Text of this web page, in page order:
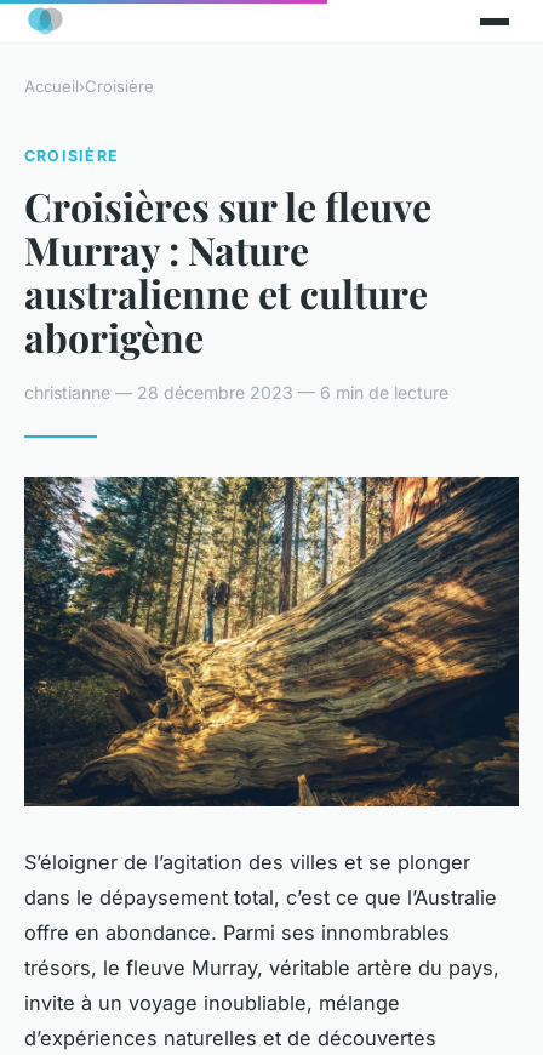
Accueil›Croisière
CROISIÈRE
Croisières sur le fleuve
Murray : Nature
australienne et culture
aborigène
christianne — 28 décembre 2023 — 6 min de lecture
S’éloigner de l’agitation des villes et se plonger
dans le dépaysement total, c’est ce que l’Australie
offre en abondance. Parmi ses innombrables
trésors, le fleuve Murray, véritable artère du pays,
invite à un voyage inoubliable, mélange
d’expériences naturelles et de découvertes